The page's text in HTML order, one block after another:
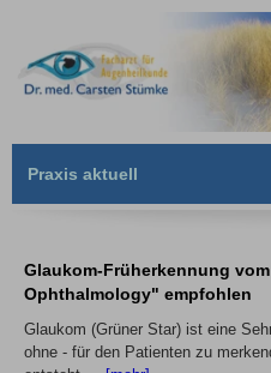
Praxis aktuell
Glaukom-Früherkennung
Ophthalmology" empfohlen
Glaukom (Grüner Star) ist eine
ohne - für den Patienten zu